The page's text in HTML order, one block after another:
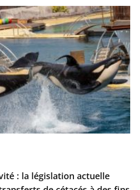
: la législation actuelle